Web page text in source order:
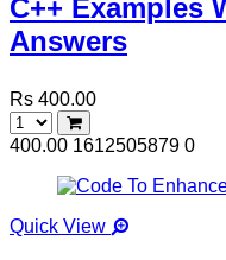
C++ Examples
Answers
Rs 400.00
400.00 1612505879 0
Quick View